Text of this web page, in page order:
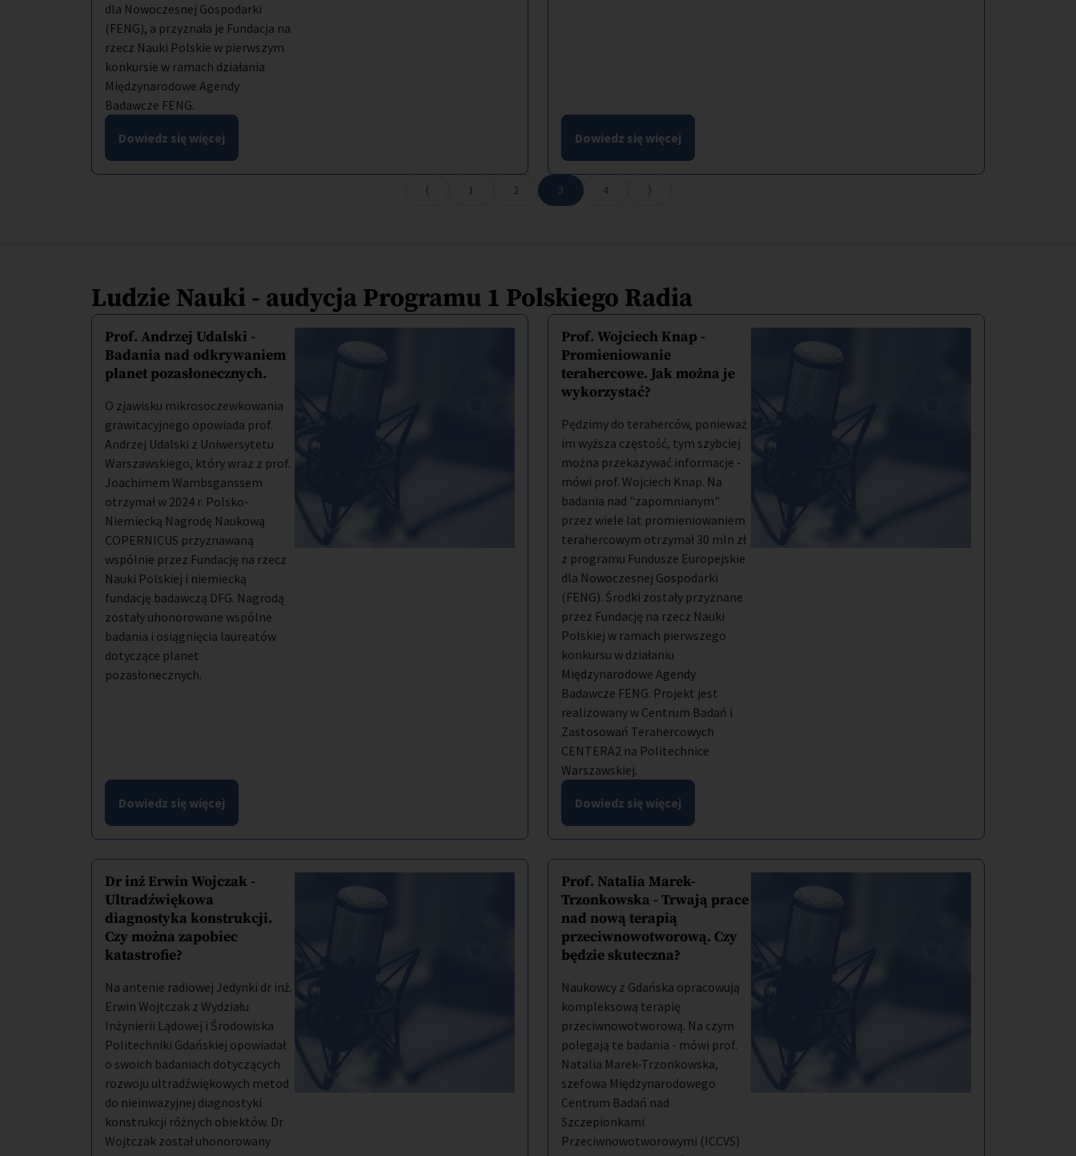
dla Nowoczesnej Gospodarki
(FENG), a przyznała je Fundacja na
rzecz Nauki Polskie w pierwszym
konkursie w ramach działania
Międzynarodowe Agendy
Badawcze FENG.
Dowiedz się więcej Dowiedz się więcej
1 2 3 4
Ludzie Nauki - audycja Programu 1 Polskiego Radia
Prof. Andrzej Udalski -
Badania nad odkrywaniem
planet pozasłonecznych.
O zjawisku mikrosoczewkowania
grawitacyjnego opowiada prof.
Andrzej Udalski z Uniwersytetu
Warszawskiego, który wraz z prof.
Joachimem Wambsganssem
otrzymał w 2024 r. Polsko-
Niemiecką Nagrodę Naukową
COPERNICUS przyznawaną
wspólnie przez Fundację na rzecz
Nauki Polskiej i niemiecką
fundację badawczą DFG. Nagrodą
zostały uhonorowane wspólne
badania i osiągnięcia laureatów
dotyczące planet
pozasłonecznych.
Dowiedz się więcej
Prof. Wojciech Knap -
Promieniowanie
terahercowe. Jak można je
wykorzystać?
Pędzimy do teraherców, ponieważ
im wyższa częstość, tym szybciej
można przekazywać informacje -
mówi prof. Wojciech Knap. Na
badania nad "zapomnianym"
przez wiele lat promieniowaniem
terahercowym otrzymał 30 mln zł
z programu Fundusze Europejskie
dla Nowoczesnej Gospodarki
(FENG). Środki zostały przyznane
przez Fundację na rzecz Nauki
Polskiej w ramach pierwszego
konkursu w działaniu
Międzynarodowe Agendy
Badawcze FENG. Projekt jest
realizowany w Centrum Badań i
Zastosowań Terahercowych
CENTERA2 na Politechnice
Warszawskiej.
Dowiedz się więcej
Dr inż Erwin Wojczak -
Ultradźwiękowa
diagnostyka konstrukcji.
Czy można zapobiec
katastrofie?
Na antenie radiowej Jedynki dr inż.
Erwin Wojtczak z Wydziału
Inżynierii Lądowej i Środowiska
Politechniki Gdańskiej opowiadał
o swoich badaniach dotyczących
rozwoju ultradźwiękowych metod
do nieinwazyjnej diagnostyki
konstrukcji różnych obiektów. Dr
Wojtczak został uhonorowany
Prof. Natalia Marek-
Trzonkowska - Trwają prace
nad nową terapią
przeciwnowotworową. Czy
będzie skuteczna?
Naukowcy z Gdańska opracowują
kompleksową terapię
przeciwnowotworową. Na czym
polegają te badania - mówi prof.
Natalia Marek-Trzonkowska,
szefowa Międzynarodowego
Centrum Badań nad
Szczepionkami
Przeciwnowotworowymi (ICCVS)